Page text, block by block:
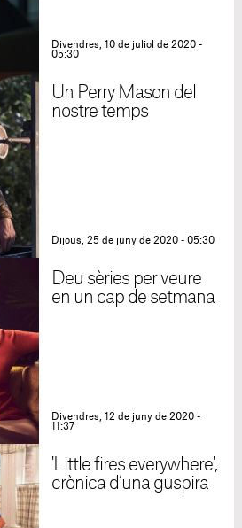
Divendres, 10 de juliol de 2020 -
05:30
Un Perry Mason del
nostre temps
Dijous, 25 de juny de 2020 - 05:30
Deu sèries per veure
en un cap de setmana
Divendres, 12 de juny de 2020 -
11:37
'Little fires everywhere',
crònica d’una guspira